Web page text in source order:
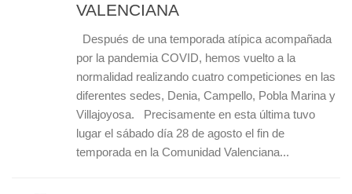
VALENCIANA
Después de una temporada atípica acompañada
por la pandemia COVID, hemos vuelto a la
normalidad realizando cuatro competiciones en las
diferentes sedes, Denia, Campello, Pobla Marina y
Villajoyosa. Precisamente en esta última tuvo
lugar el sábado día 28 de agosto el fin de
temporada en la Comunidad Valenciana...